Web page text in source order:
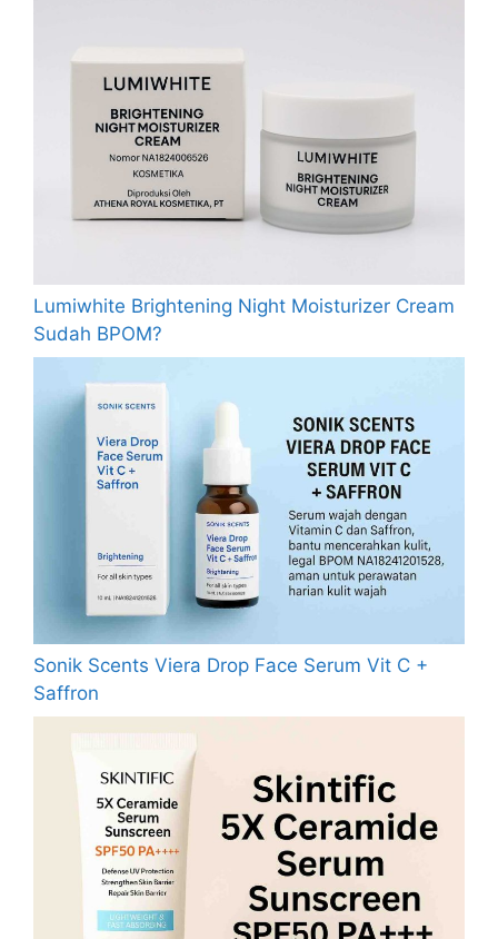
Lumiwhite Brightening Night Moisturizer Cream
Sudah BPOM?
Sonik Scents Viera Drop Face Serum Vit C +
Saffron